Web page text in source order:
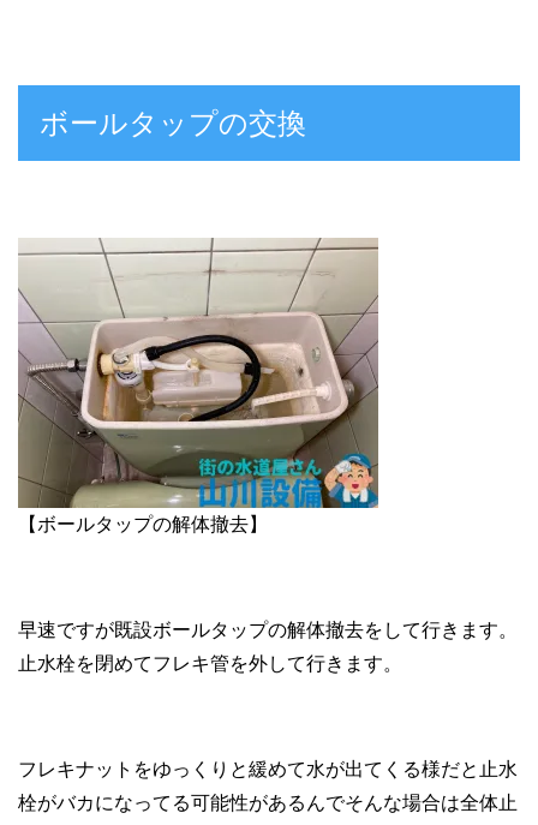
ボールタップの交換
【ボールタップの解体撤去】
早速ですが既設ボールタップの解体撤去をして行きます。
止水栓を閉めてフレキ管を外して行きます。
フレキナットをゆっくりと緩めて水が出てくる様だと止水
栓がバカになってる可能性があるんでそんな場合は全体止